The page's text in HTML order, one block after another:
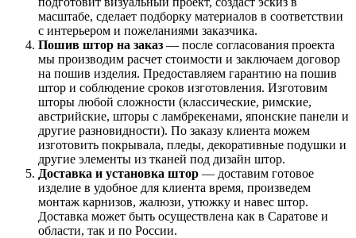
масштабе, сделает подборку материалов в соответствии
с интерьером и пожеланиями заказчика.
Пошив штор на заказ — после согласования проекта
мы производим расчет стоимости и заключаем договор
на пошив изделия. Предоставляем гарантию на пошив
штор и соблюдение сроков изготовления. Изготовим
шторы любой сложности (классические, римские,
австрийские, шторы с ламбрекенами, японские панели и
другие разновидности). По заказу клиента можем
изготовить покрывала, пледы, декоративные подушки и
другие элементы из тканей под дизайн штор.
Доставка и установка штор — доставим готовое
изделие в удобное для клиента время, произведем
монтаж карнизов, жалюзи, утюжку и навес штор.
Доставка может быть осуществлена как в Саратове и
области, так и по России.